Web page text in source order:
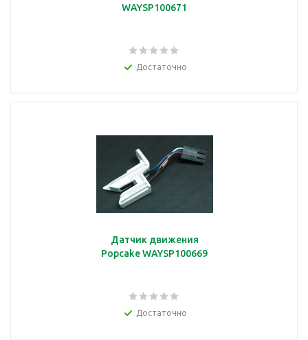
WAYSP100671
Достаточно
Датчик движения
Popcake WAYSP100669
Достаточно